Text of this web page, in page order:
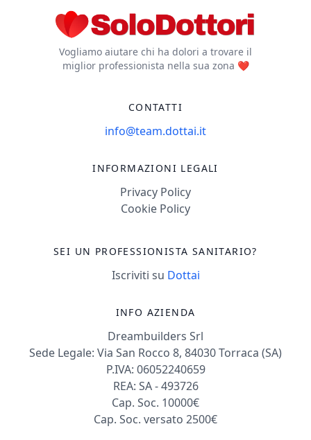
Vogliamo aiutare chi ha dolori a trovare il
miglior professionista nella sua zona ❤️
CONTATTI
info@team.dottai.it
INFORMAZIONI LEGALI
Privacy Policy
Cookie Policy
SEI UN PROFESSIONISTA SANITARIO?
Iscriviti su Dottai
INFO AZIENDA
Dreambuilders Srl
Sede Legale: Via San Rocco 8, 84030 Torraca (SA)
P.IVA: 06052240659
REA: SA - 493726
Cap. Soc. 10000€
Cap. Soc. versato 2500€